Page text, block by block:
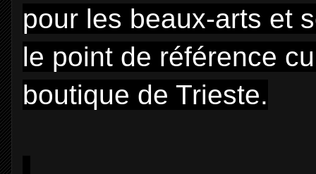
pour les beaux-arts et
le point de référence
boutique de Trieste.